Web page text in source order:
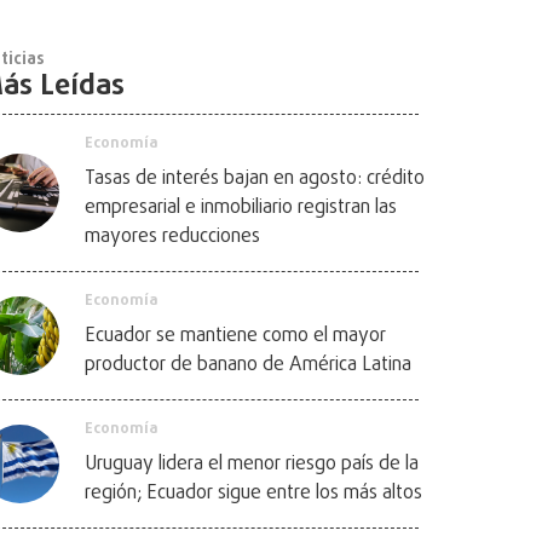
Leídas
Economía
Tasas de interés bajan en agosto: crédito
empresarial e inmobiliario registran las
mayores reducciones
Economía
Ecuador se mantiene como el mayor
productor de banano de América Latina
Economía
Uruguay lidera el menor riesgo país de la
región; Ecuador sigue entre los más altos